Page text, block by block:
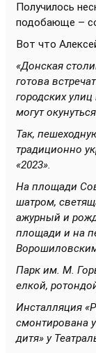
Получилось
подобающе –
Вот что
«Донская
готова
городских
могут
Так,
традиционно
«2023».
На площади
шатром,
ажурный и
площади и на
Парк им. М.
елкой,
Инсталляция
смонтирована
дитя» у